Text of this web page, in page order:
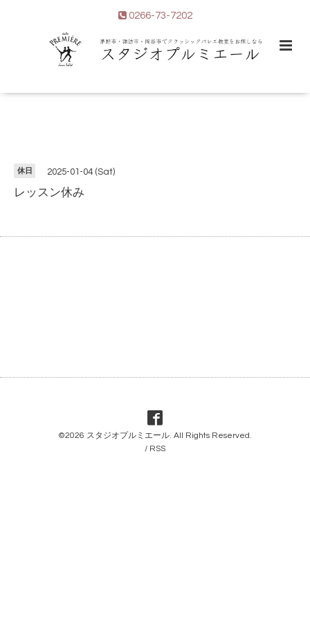
0266-73-7202
休日 2025-01-04 (Sat)
レッスン休み
©2026 スタジオプルミエール. All Rights Reserved.
/ RSS